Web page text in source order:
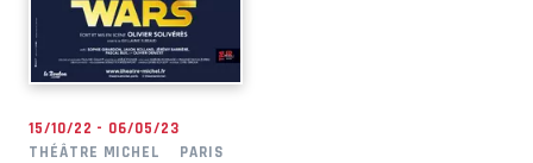
15/10/22 - 06/05/23
THÉÂTRE MICHEL
PARIS